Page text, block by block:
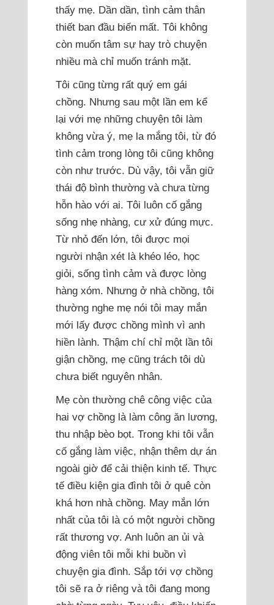
thấy mẹ. Dần dần, tình cảm thân
thiết ban đầu biến mất. Tôi không
còn muốn tâm sự hay trò chuyện
nhiều mà chỉ muốn tránh mặt.
Tôi cũng từng rất quý em gái
chồng. Nhưng sau một lần em kể
lại với mẹ những chuyện tôi làm
không vừa ý, mẹ la mắng tôi, từ đó
tình cảm trong lòng tôi cũng không
còn như trước. Dù vậy, tôi vẫn giữ
thái độ bình thường và chưa từng
hỗn hào với ai. Tôi luôn cố gắng
sống nhẹ nhàng, cư xử đúng mực.
Từ nhỏ đến lớn, tôi được mọi
người nhận xét là khéo léo, học
giỏi, sống tình cảm và được lòng
hàng xóm. Nhưng ở nhà chồng, tôi
thường nghe mẹ nói tôi may mắn
mới lấy được chồng mình vì anh
hiền lành. Thậm chí chỉ một lần tôi
giận chồng, mẹ cũng trách tôi dù
chưa biết nguyên nhân.
Mẹ còn thường chê công việc của
hai vợ chồng là làm công ăn lương,
thu nhập bèo bọt. Trong khi tôi vẫn
cố gắng làm việc, nhận thêm dự án
ngoài giờ để cải thiện kinh tế. Thực
tế điều kiện gia đình tôi ở quê còn
khá hơn nhà chồng. May mắn lớn
nhất của tôi là có một người chồng
rất thương vợ. Anh luôn an ủi và
động viên tôi mỗi khi buồn vì
chuyện gia đình. Sắp tới vợ chồng
tôi sẽ ra ở riêng và tôi đang mong